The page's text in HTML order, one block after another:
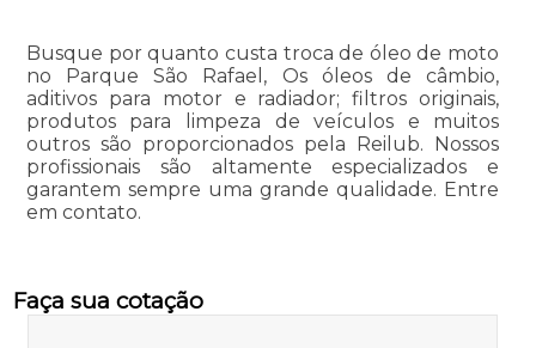
Busque por quanto custa troca de óleo de moto
no Parque São Rafael, Os óleos de câmbio,
aditivos para motor e radiador; filtros originais,
produtos para limpeza de veículos e muitos
outros são proporcionados pela Reilub. Nossos
profissionais são altamente especializados e
garantem sempre uma grande qualidade. Entre
em contato.
Faça sua cotação